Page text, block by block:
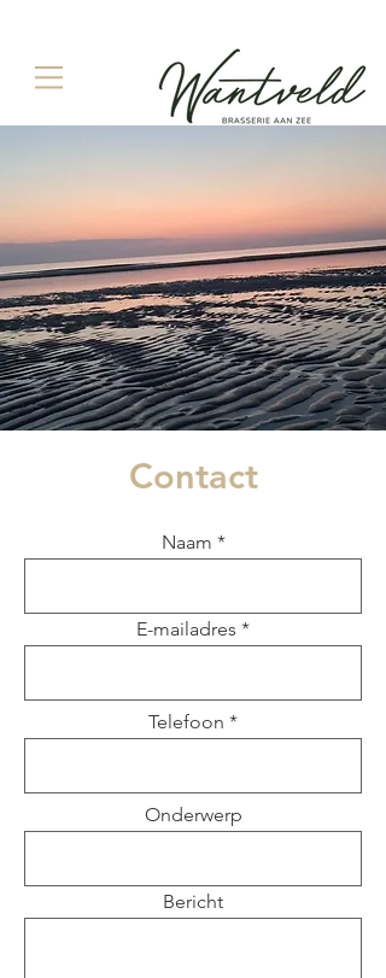
Contact
Naam
E-mailadres
Telefoon
Onderwerp
Bericht